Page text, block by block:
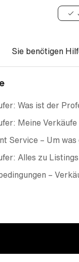
Sie benötigen
Was ist der
Meine Verkäufe
Service – Um
Alles zu Listings
–